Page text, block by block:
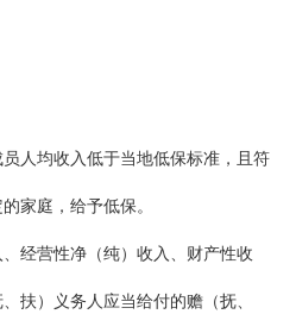
人均收入低于当地低保标准，且符
家庭，给予低保。
经营性净（纯）收入、财产性收
扶）义务人应当给付的赡（抚、